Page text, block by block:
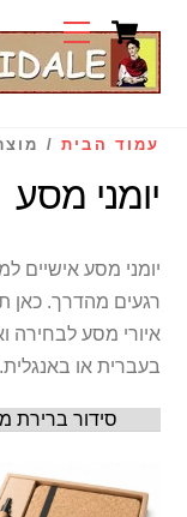
content
MenuCart
עמוד הבית /
יומני מסע
יומני מסע אישיים
רגעים מהדרך. כאן
איורי מסע
בעברית או באנגלית.